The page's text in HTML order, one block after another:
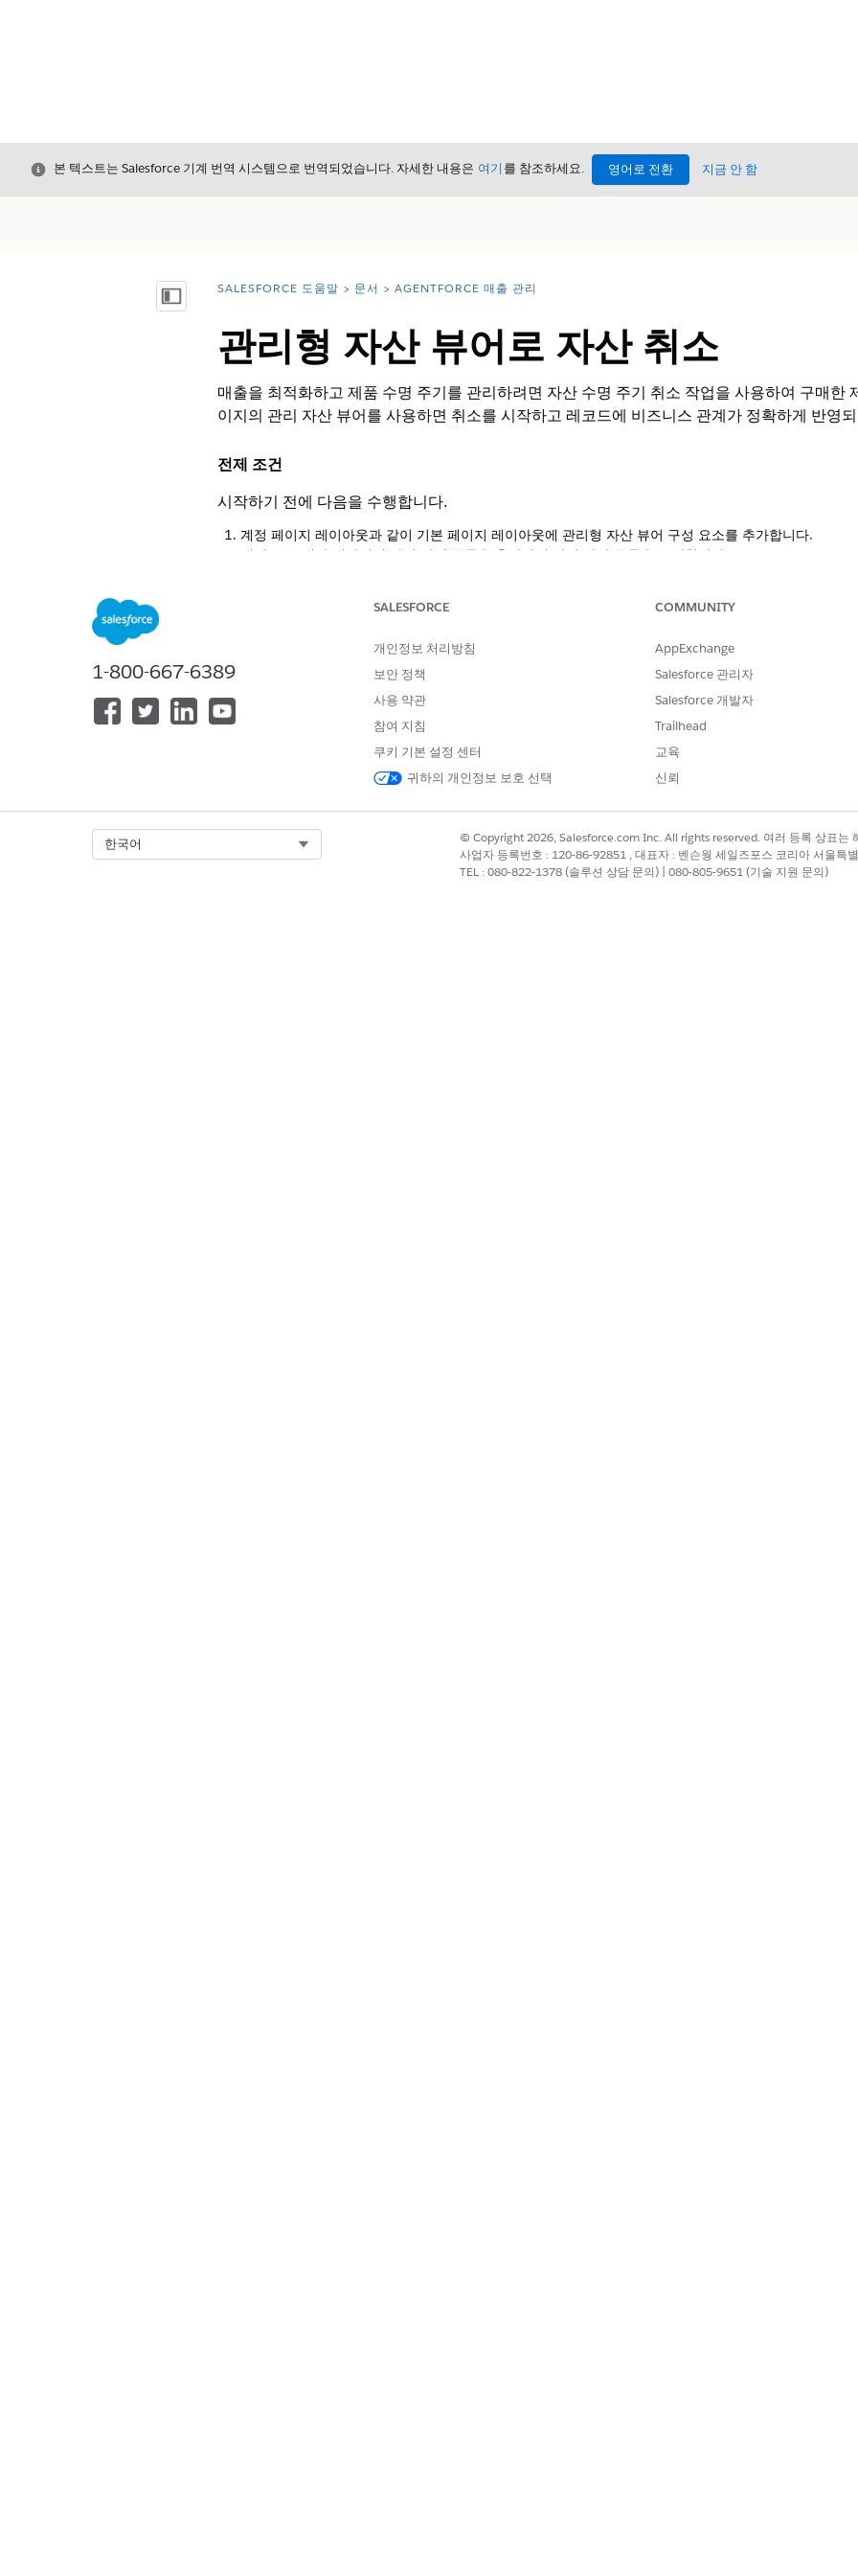
닫기본 텍스트는 Salesforce 기계 번역 시스템으로 번역되었습니다. 자세한 내용은 여기 를 참조하세요. 영어로 전환 지금 안 함
목차 표시 위치:
SALESFORCE 도움말 문서 AGENTFORCE 매출 관리
관리형 자산 뷰어로 자산 취소
매출을 최적화하고 제품 수명 주기를 관리하려면 자산 수명 주기 취소 작업을 사용하여 구매한
이지의 관리 자산 뷰어를 사용하면 취소를 시작하고 레코드에 비즈니스 관계가 정확하게 반영
전제 조건
시작하기 전에 다음을 수행합니다.
계정 페이지 레이아웃과 같이 기본 페이지 레이아웃에 관리형 자산 뷰어 구성 요소를 추가합니다.
계정 또는 계약 페이지에 자산 관련 목록을 추가하여 관리 자산 목록을 표시합니다.
적서에 대한 기회를 만듭니다. 계약 페이지 레이아웃을 사용하면 취소 견적서 또는 주문에 계약
활성화를 참조하십시오.
향후 날짜가 있는 자산이 트랜잭션을 수정, 갱신 또는 취소할 경우 더 이른 시작 일자
다. 취소 견적서 행 항목에 음수 델타 수량이 포함된 경우 이전 자산 판매 가격을 기반
전 세일즈 트랜잭션으로 구성된 자산의 경우 최종 출시 전략을 기반으로 총액이 계산됩
앱 시작 관리자에서
을 찾아서 선택합니다.
계정 목록 보기에서 계정 이름을 클릭합니다.
관리 자산 아래에서 업데이트할 자산의 자산 이름 열에서 확인란을 선택합니다.번들 자산의 경우 하위
1-800-667-6389
SALESFORCE
개인정보 처리방침
보안 정책
사용 약관
참여 지침
쿠키 기본 설정 센터
귀하의 개인정보 보호 선택
COMMUNITY
AppExchange
Salesforce 관리자
Salesforce 개발자
Trailhead
교육
신뢰
한국어
© Copyright 2026, Salesforce.com Inc. All rights reserved. 여러 등록 상표는
사업자 등록번호 : 120-86-92851 , 대표자 : 벤슨웡 세일즈포스 코리아 서울
TEL : 080-822-1378 (솔루션 상담 문의) | 080-805-9651 (기술 지원 문의)